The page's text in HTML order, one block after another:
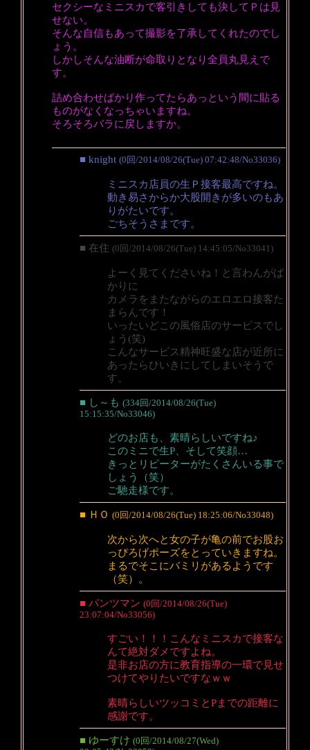
セクシーなミニスカで客引きしても決してＰは見
せない。
そんな自信もあって撮影を了承してくれたのでし
ょう。
しかしそんな油断が命取りとなり全員丸見えで
す。
詰め合わせばかり作ってたらあっという間に貼る
ものがなくなっちゃいますね。
そろそろバラに戻しますか。
■ knight (0回/2014/08/26(Tue) 07:42:48/No33036)
ミニスカ店員の生Ｐ接客最高ですね。
動き易さからか大股開きが多いのもあ
りがたいです。
ごちそうさまです。
■ 在住 (0回/2014/08/26(Tue) 14:45:05/No33041)
よーく見てくださいね！と言わんがば
かりに
カメラをまたながらのエロエロ接客た
まらんです！
いったいどこの風俗店のサービスでし
ょう(笑)
こんなサービス精神旺盛な店が近所に
あったらひいきにしてしまいそうで
す。
■ し～も (334回/2014/08/26(Tue)
15:15:35/No33046)
どのお店も、素晴らしいですね♪
このミニで生P、そして笑顔…
きっとリピーターがたくさんいる事で
しょう（笑）
ご馳走様です。
■ ＨＯ (0回/2014/08/26(Tue) 18:25:06/No33048)
次から次へと女の子が亀の前でお股お
っぴろげポーズをとっていきますね。
まるでそこにバミリがあるようです
（笑）。
■ パンツマン (0回/2014/08/26(Tue)
23:07:04/No33056)
すごい！！！こんなミニスカで接客な
んて絶対ダメですよね。
是非お店の方に教育指導の一環で見せ
つけてやりたいですなｗｗ
素晴らしいツッコミとPまでの距離に
感謝です。
■ ゆーすけ (0回/2014/08/27(Wed)